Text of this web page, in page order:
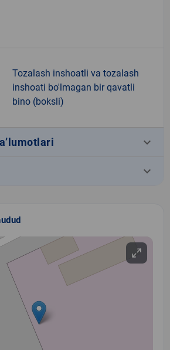
Tozalash inshoatli va tozalash
inshoati bo'lmagan bir qavatli
bino (boksli)
keyboard_arrow_down
keyboard_arrow_down